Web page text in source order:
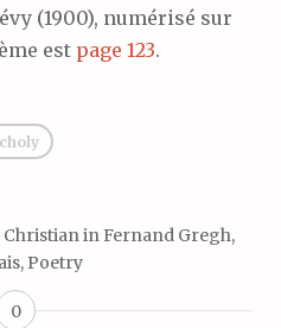
(1900), numérisé sur
est page 123.
ChristianinFernand Gregh,
, Poetry
0